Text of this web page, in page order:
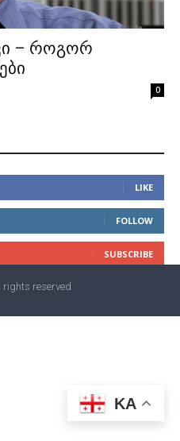
– როგორ
0
LIKE
FOLLOW
SUBSCRIBE
rights reserved
KA